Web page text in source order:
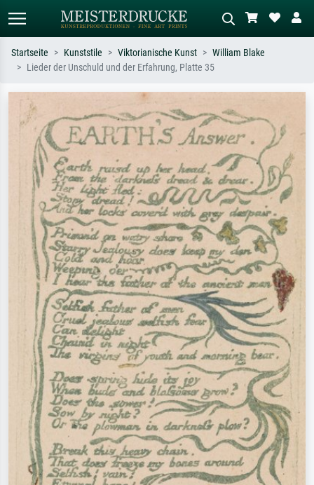
Suchen Sie nach Künstlern, Werktiteln
oder Stilen – z.B. Monet,
Sternennacht, Impressionismus, Welle
Hokusai, Akt.
Wiese, Abstrakt mit viel Rot, Dunkles
Ölgemälde, Stehender Akt neben einem
Baum.
Startseite Kunststile Viktorianische Kunst
William Blake
Lieder der Unschuld und der Erfahrung, Platte 35